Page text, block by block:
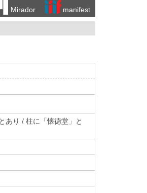
Mirador manifest
あり / 柱に「懐徳堂」と